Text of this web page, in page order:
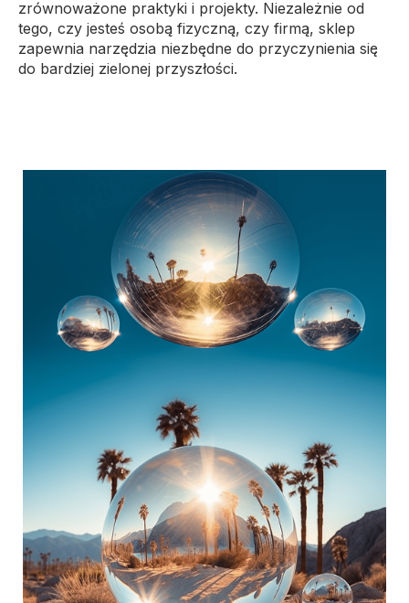
zrównoważone praktyki i projekty. Niezależnie od
tego, czy jesteś osobą fizyczną, czy firmą, sklep
zapewnia narzędzia niezbędne do przyczynienia się
do bardziej zielonej przyszłości.